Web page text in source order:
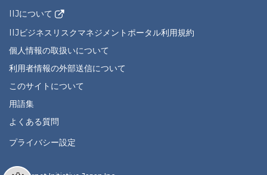
IIJについて
IIJビジネスリスクマネジメントポータル利用規約
個人情報の取扱いについて
利用者情報の外部送信について
このサイトについて
用語集
よくある質問
プライバシー設定